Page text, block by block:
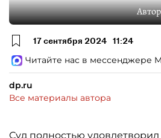
17 сентября 2024 11:24
Читайте нас в мессенджере
dp.ru
Все материалы автора
Суд полностью удовлетворил